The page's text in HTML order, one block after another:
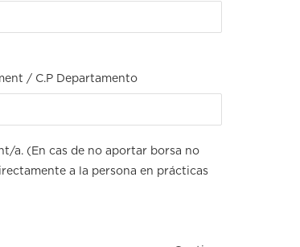
/ C.P Departamento
a. (En cas de no aportar borsa no
a la persona en prácticas